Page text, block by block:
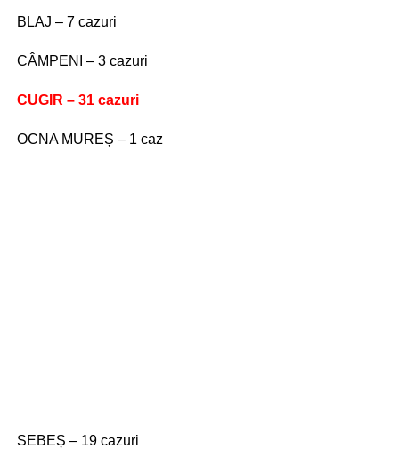
BLAJ – 7 cazuri
CÂMPENI – 3 cazuri
CUGIR – 31 cazuri
OCNA MUREȘ – 1 caz
SEBEȘ – 19 cazuri